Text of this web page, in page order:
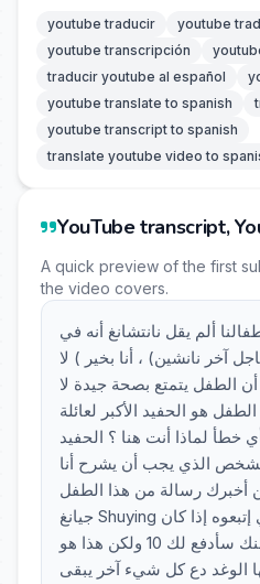
youtube traducir
youtube
youtube transcripción
traducir youtube al español
youtube translate to spanish
youtube transcript to spanish
translate youtube video to
YouTube transcript,
A quick preview of the first
the video covers.
ألم يقل نانتشانغ أنه في
آخر نانشين) ، أنا بخير ) لا
الطفل يتمتع بصحة جيدة لا
هو الحفيد الأكبر لعائلة
خطأ لماذا أنت هنا ؟ الحفيد
الشخص الذي يجب أن يشرح أنا
أخبرك رسالة من هذا الطفل
جيانغ Shuying لن يكون مخطئا إنه خطأي إتبعوه إذا كان
هناك شيء خطأ في بطنك سأدفع لك 10 ولكن هذا هو
الوغد دع كل شيء آخر يبقى